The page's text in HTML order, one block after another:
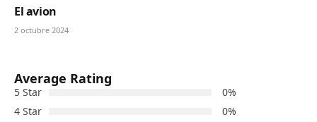
El avion
2 octubre 2024
Average Rating
5 Star
0%
4 Star
0%